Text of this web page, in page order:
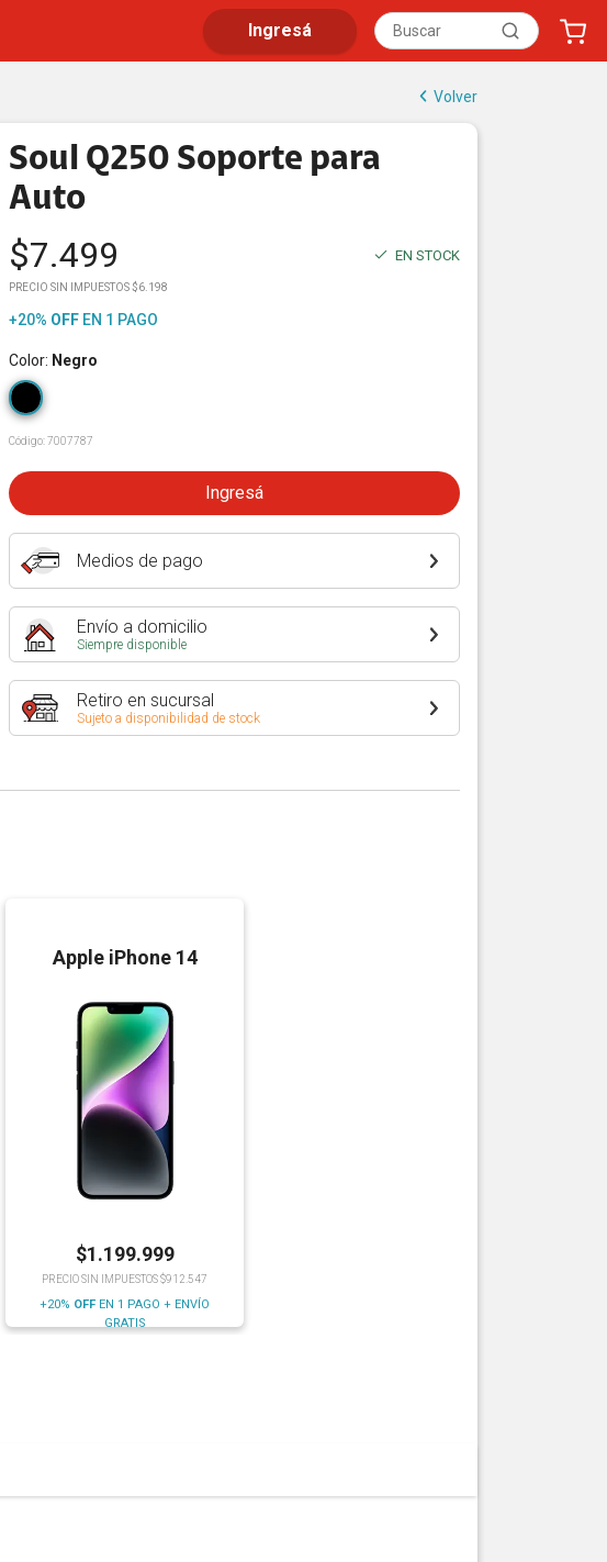
Ingresá
Volver
Soul Q250 Soporte para
Auto
$7.499 EN STOCK
PRECIO SIN IMPUESTOS $6.198
+20% OFFEN 1 PAGO
Color: Negro
Código:7007787
Ingresá
Medios de pago
Envío a domicilio
Siempre disponible
Retiro en sucursal
Sujeto a disponibilidad de stock
Apple iPhone 14
$1.199.999
PRECIO SIN IMPUESTOS $912.547
+20% OFF EN 1 PAGO + ENVÍO
GRATIS